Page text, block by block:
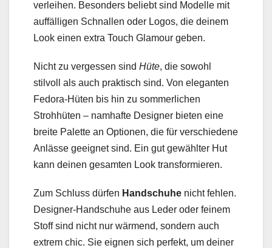
verleihen. Besonders beliebt sind Modelle mit
auffälligen Schnallen oder Logos, die deinem
Look einen extra Touch Glamour geben.
Nicht zu vergessen sind Hüte, die sowohl
stilvoll als auch praktisch sind. Von eleganten
Fedora-Hüten bis hin zu sommerlichen
Strohhüten – namhafte Designer bieten eine
breite Palette an Optionen, die für verschiedene
Anlässe geeignet sind. Ein gut gewählter Hut
kann deinen gesamten Look transformieren.
Zum Schluss dürfen Handschuhe nicht fehlen.
Designer-Handschuhe aus Leder oder feinem
Stoff sind nicht nur wärmend, sondern auch
extrem chic. Sie eignen sich perfekt, um deiner